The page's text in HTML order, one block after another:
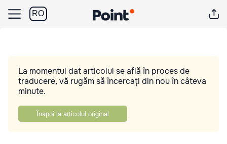
RO
La momentul dat articolul se află în proces de
traducere, vă rugăm să încercați din nou în câteva
minute.
Înapoi la articolul original